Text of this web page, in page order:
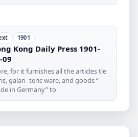
1901
Kong Daily Press 1901-
09
for it furnishes all the articles tle
galan- teric ware, and goods “
in Germany” to